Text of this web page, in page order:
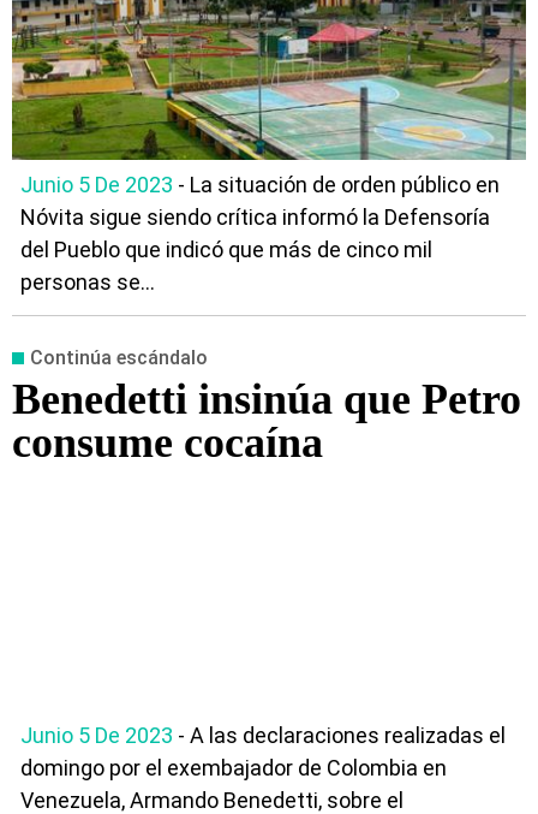
Junio 5 De 2023 - La situación de orden público en
Nóvita sigue siendo crítica informó la Defensoría
del Pueblo que indicó que más de cinco mil
personas se...
Continúa escándalo
Benedetti insinúa que Petro
consume cocaína
Junio 5 De 2023 - A las declaraciones realizadas el
domingo por el exembajador de Colombia en
Venezuela, Armando Benedetti, sobre el